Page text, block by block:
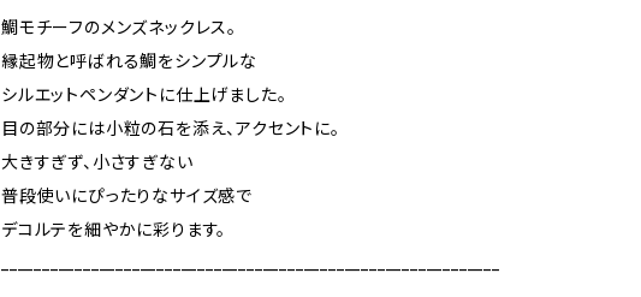
鯛モチーフのメンズネックレス。
縁起物と呼ばれる鯛をシンプルな
シルエットペンダントに仕上げました。
目の部分には小粒の石を添え、アクセントに。
大きすぎず、小さすぎない
普段使いにぴったりなサイズ感で
デコルテを細やかに彩ります。